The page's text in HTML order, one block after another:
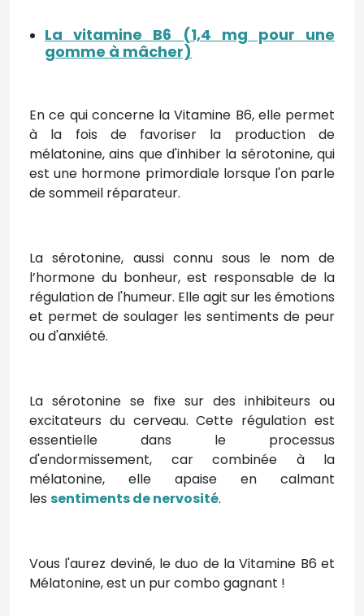
La vitamine B6 (1,4 mg pour une
gomme à mâcher)
En ce qui concerne la Vitamine B6, elle permet
à la fois de favoriser la production de
mélatonine, ains que d'inhiber la sérotonine, qui
est une hormone primordiale lorsque l'on parle
de sommeil réparateur.
La sérotonine, aussi connu sous le nom de
l’hormone du bonheur, est responsable de la
régulation de l'humeur. Elle agit sur les émotions
et permet de soulager les sentiments de peur
ou d'anxiété.
La sérotonine se fixe sur des inhibiteurs ou
excitateurs du cerveau. Cette régulation est
essentielle dans le processus
d'endormissement, car combinée à la
mélatonine, elle apaise en calmant
les sentiments de nervosité.
Vous l'aurez deviné, le duo de la Vitamine B6 et
Mélatonine, est un pur combo gagnant !